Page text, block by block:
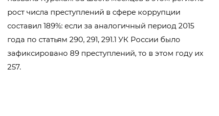
рост числа преступлений в сфере коррупции
составил 189%: если за аналогичный период 2015
года по статьям 290, 291, 291.1 УК России было
зафиксировано 89 преступлений, то в этом году их
257.